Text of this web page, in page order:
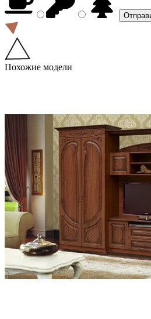
Похожие модели